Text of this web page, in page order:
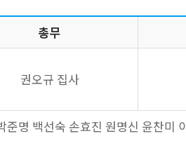
총무
권오규 집사
명 백선숙 손효진 원명신 윤찬미